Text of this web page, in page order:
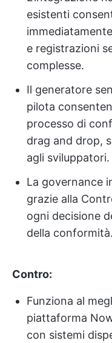
esistenti
e registrazioni
complesse.
Il generatore
pilota
processo di
drag and drop,
agli sviluppatori.
La governance
grazie alla
ogni decisione
della conformità.
Contro:
Funziona al
piattaforma
con sistemi